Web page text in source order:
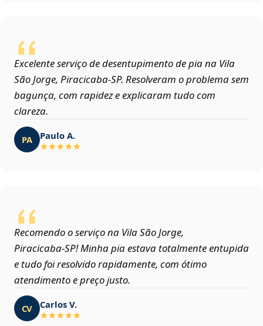
Excelente serviço de desentupimento de pia na Vila
São Jorge, Piracicaba‑SP. Resolveram o problema sem
bagunça, com rapidez e explicaram tudo com
clareza.
PA Paulo A.
Recomendo o serviço na Vila São Jorge,
Piracicaba‑SP! Minha pia estava totalmente entupida
e tudo foi resolvido rapidamente, com ótimo
atendimento e preço justo.
CV Carlos V.